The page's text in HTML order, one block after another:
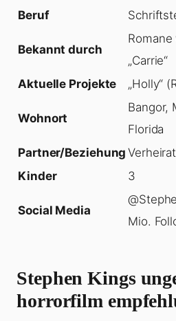
Beruf
Bekannt durch
Romane
„Carrie“
Aktuelle Projekte
„Holly“
Wohnort
Bangor,
Florida
Partner/Beziehung
Kinder
3
Social Media
Mio.
Stephen Kings
horrorfilm